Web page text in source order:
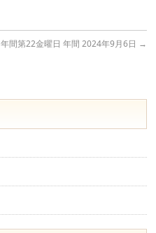
年間第22金曜日 年間 2024年9月6日 →